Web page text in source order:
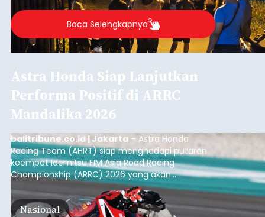
Baca Selengkapnya
Astra Honda Siap Lanjutkan
Performa Positif di ARRC
Mandalika 2026
balitribune.co.id | Jakarta – Astra Honda
Racing Team (AHRT) siap menghadapi putaran
keempat Idemitsu FIM Asia Road Racing
Championship (ARRC) 2026 yang akan
berlangsung di Pertamina Mandalika
International Circuit, Lombok, Nusa Tenggara
Barat, pada 7–9 Agustus 2026.
Nasional